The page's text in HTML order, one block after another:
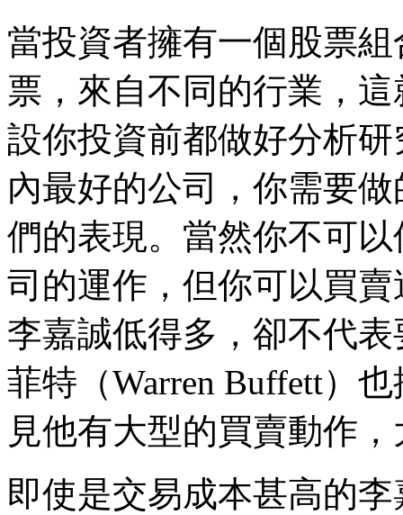
當投資者擁有一個股票
票，來自不同的行業，
設你投資前都做好分析
內最好的公司，你需要
們的表現。當然你不可
司的運作，但你可以買
李嘉誠低得多，卻不代
菲特（Warren Buffett）
見他有大型的買賣動作
即使是交易成本甚高的